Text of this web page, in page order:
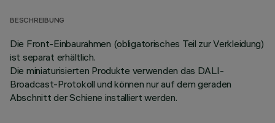
BESCHREIBUNG
Die Front-Einbaurahmen (obligatorisches Teil zur Verkleidung)
ist separat erhältlich.
Die miniaturisierten Produkte verwenden das DALI-
Broadcast-Protokoll und können nur auf dem geraden
Abschnitt der Schiene installiert werden.